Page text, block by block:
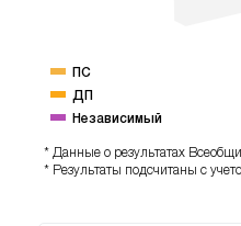
ПС
ДП
Независимый
* Данные о результатах
* Результаты подсчитаны с